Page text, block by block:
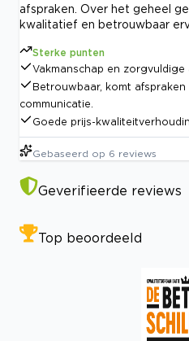
afspraken. Over het geheel
kwalitatief en betrouwbaar
Sterke punten
Vakmanschap en zorgvuldige
Betrouwbaar, komt
communicatie.
Goede prijs-
Gebaseerd op 6 reviews
Geverifieerde reviews
Top beoordeeld